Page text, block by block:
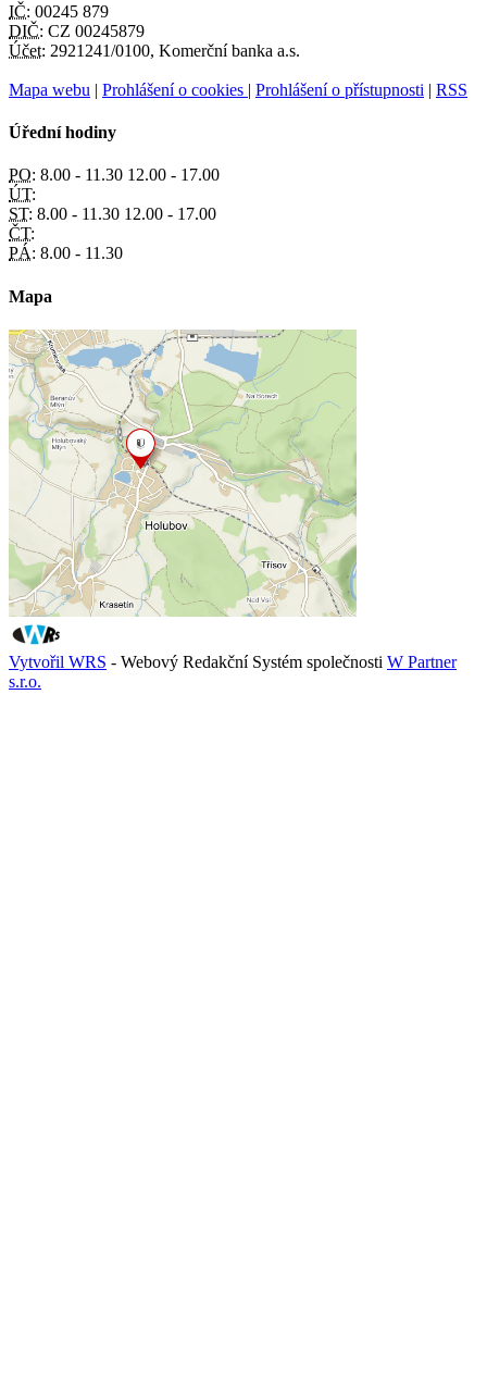
IČ: 00245 879
DIČ: CZ 00245879
Účet: 2921241/0100, Komerční banka a.s.
Mapa webu | Prohlášení o cookies | Prohlášení o přístupnosti | RSS
Úřední hodiny
PO: 8.00 - 11.30 12.00 - 17.00
ÚT:
ST: 8.00 - 11.30 12.00 - 17.00
ČT:
PÁ: 8.00 - 11.30
Mapa
Vytvořil WRS - Webový Redakční Systém společnosti W Partner
s.r.o.